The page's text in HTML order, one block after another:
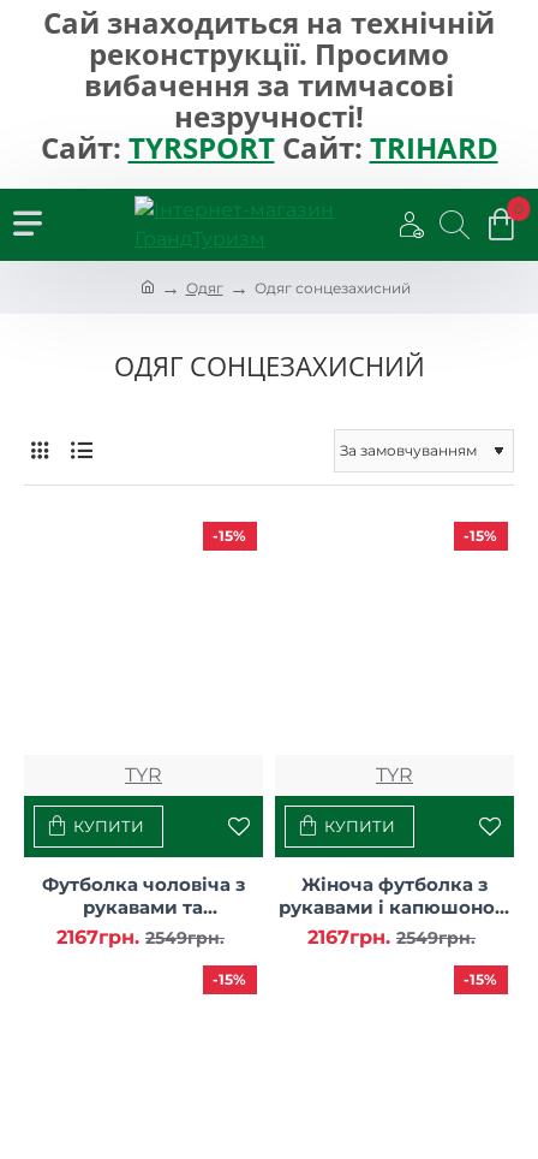
Сай знаходиться на технічній
реконструкції. Просимо
вибачення за тимчасові
незручності!
Сайт: TYRSPORTСайт: TRIHARD
0
h
Одяг Одяг сонцезахисний
ОДЯГ СОНЦЕЗАХИСНИЙ
-15%
TYR
Футболка чоловіча з
рукавами та
капюшоном TYR Men’s
SunDefense Hooded
2167грн. 2549грн.
КУПИТИ
-15%
TYR
Жіноча футболка з
рукавами і капюшоном
TYR Women’s
SunDefense Hooded
2167грн. 2549грн.
КУПИТИ
-15% -15%